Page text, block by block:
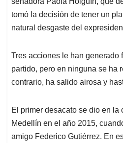
A
p
p
o
o
k
d
I
n
d
s
tomó la decisión de tener un
natural desgaste del
Tres acciones le han generado
partido, pero en ninguna se ha
contrario, ha salido airosa y
El primer desacato se dio en
Medellín en el año 2015,
amigo Federico Gutiérrez. En